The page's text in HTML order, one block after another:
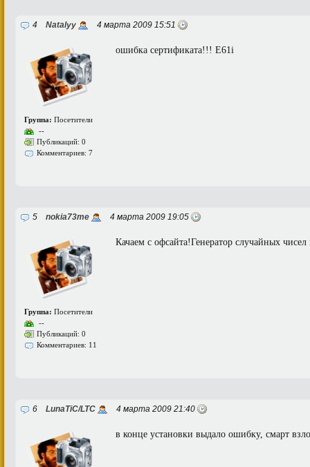
4 Natalyy 4 марта 2009 15:51
Группа: Посетители
--
Публикаций: 0
Комментариев: 7
ошибка сертификата!!! E61i
5 nokia73me 4 марта 2009 19:05
Группа: Посетители
--
Публикаций: 0
Комментариев: 11
Качаем с офсайта!Генератор случайных
6 LunaTiC/LTC 4 марта 2009 21:40
в конце установки выдало ошибку, смарт